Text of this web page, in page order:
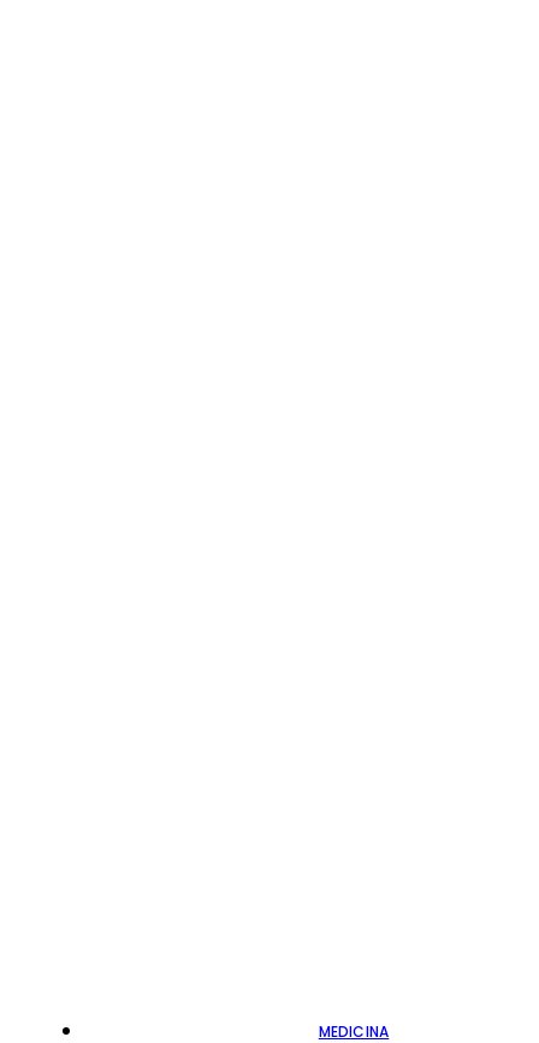
MEDICINA